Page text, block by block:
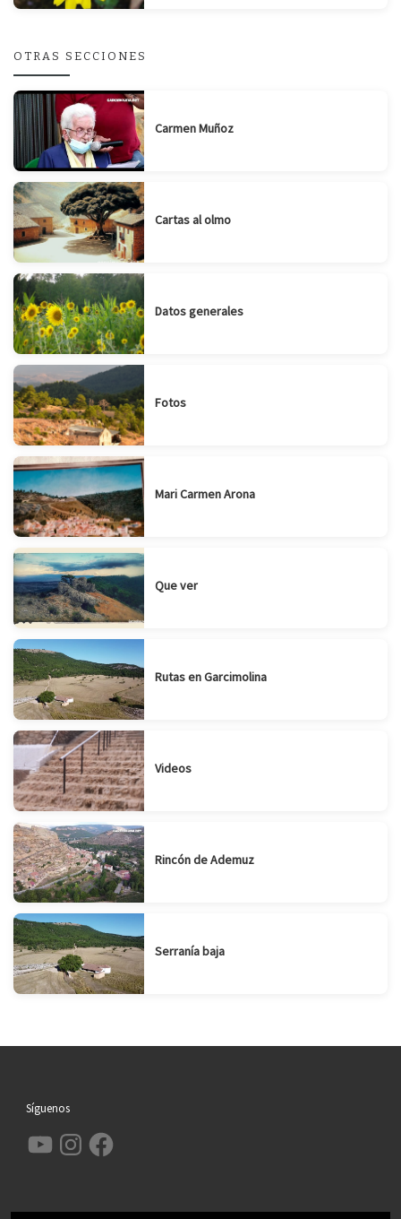
OTRAS SECCIONES
Carmen Muñoz
Cartas al olmo
Datos generales
Fotos
Mari Carmen Arona
Que ver
Rutas en Garcimolina
Videos
Rincón de Ademuz
Serranía baja
Síguenos
YouTube InstagramFacebook